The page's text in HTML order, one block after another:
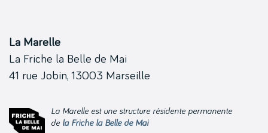
La Marelle
La Friche la Belle de Mai
41 rue Jobin, 13003 Marseille
La Marelle est une structure résidente permanente
de la Friche la Belle de Mai